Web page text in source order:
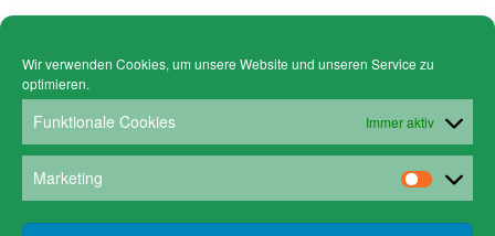
Wir verwenden Cookies, um unsere Website und unseren Service zu
optimieren.
Funktionale Cookies Immer aktiv
Marketing
© Copyright - Gruen Stickgalerie -powered by Enfold WordPress Theme
Cookie policy (EU) Datenschutz
Email Versandkosten